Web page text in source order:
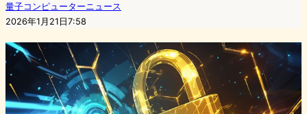
量子コンピューターニュース
2026年1月21日7:58